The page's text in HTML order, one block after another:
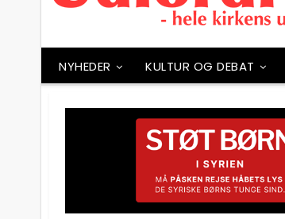
NYHEDER KULTUR OG DEBAT